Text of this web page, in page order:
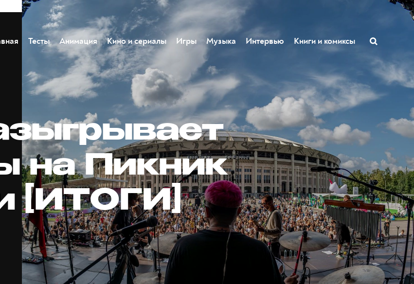
Тесты Анимация Кино и сериалы Игры Музыка Интервью Книги и комиксы
на Пикник
[ИТОГИ]